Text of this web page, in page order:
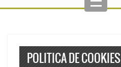
POLITICA DE COOKIES